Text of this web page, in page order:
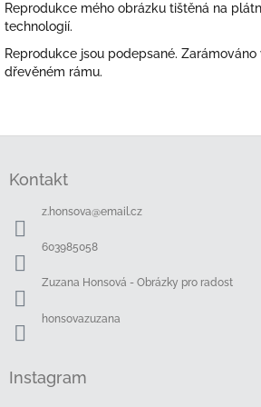
Reprodukce mého obrázku tištěná na
technologií.
Reprodukce jsou podepsané. Zarámováno
dřevěném rámu.
Kontakt
z.honsova@email.cz
603985058
Zuzana Honsová - Obrázky pro radost
honsovazuzana
Instagram